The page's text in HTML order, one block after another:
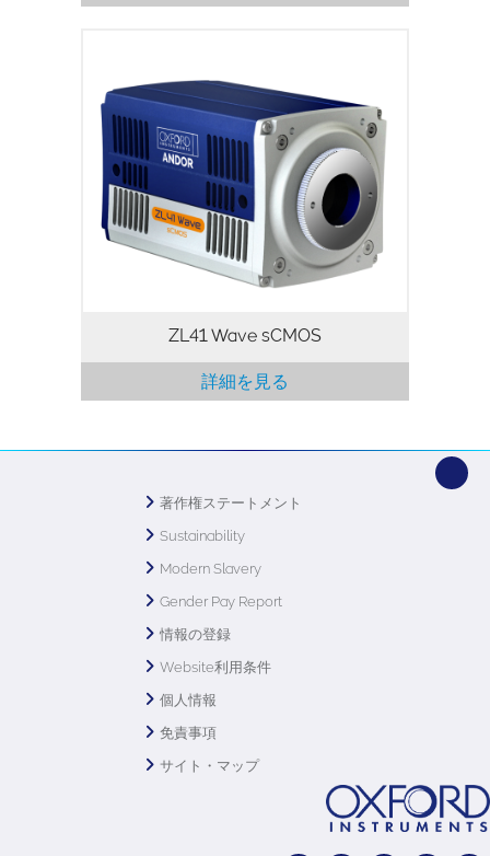
ZL41 Wave 物理科学と天文学に特化した
Zyla sCMOSシリーズの次世代モデルで
す。優れたイメージングと分光の柔軟性、
狭い光学スペースに対応するコンパクト
さ、豊富なソフトウェア互換性を持ち、卓
越した価格性能比を実現しています。
ZL41 Wave sCMOS
詳細を見る
著作権ステートメント
Sustainability
Modern Slavery
Gender Pay Report
情報の登録
Website利用条件
個人情報
免責事項
サイト・マップ